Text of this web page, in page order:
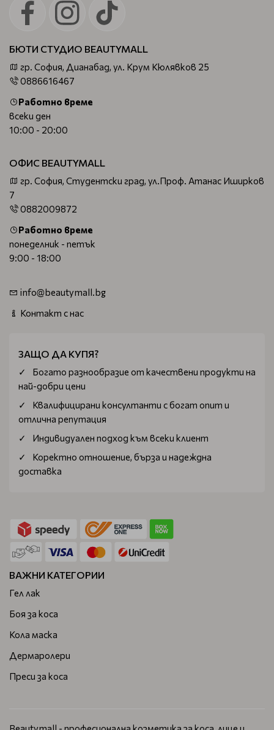
БЮТИ СТУДИО BEAUTYMALL
гр. София, Дианабад, ул. Крум Кюлявков 25
0886616467
Работно време
всеки ден
10:00 - 20:00
ОФИС BEAUTYMALL
гр. София, Студентски град, ул.Проф. Атанас Иширков
7
0882009872
Работно време
понеделник - петък
9:00 - 18:00
info@beautymall.bg
Контакт с нас
ЗАЩО ДА КУПЯ?
Богатo разнообразие от качествени продукти на
най-добри цени
Квалифицирани консултанти с богат опит и
отлична репутация
Индивидуален подход към всеки клиент
Коректно отношение, бърза и надеждна
доставка
ВАЖНИ КАТЕГОРИИ
Гел лак
Боя за коса
Кола маска
Дермаролери
Преси за коса